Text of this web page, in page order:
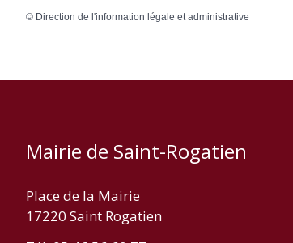
© Direction de l'information légale et administrative
Mairie de Saint-Rogatien
Place de la Mairie
17220 Saint Rogatien